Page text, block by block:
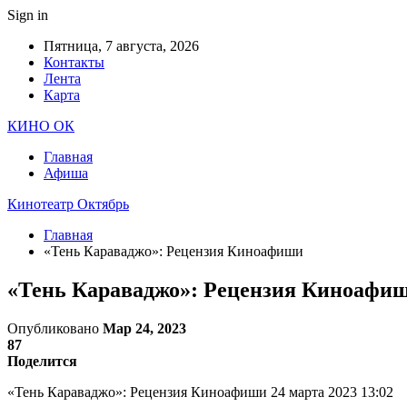
Sign in
Пятница, 7 августа, 2026
Контакты
Лента
Карта
КИНО ОК
Главная
Афиша
Кинотеатр Октябрь
Главная
«Тень Караваджо»: Рецензия Киноафиши
«Тень Караваджо»: Рецензия
Опубликовано Мар 24, 2023
87
Поделится
«Тень Караваджо»: Рецензия Киноафиши 24 марта 2023 13:02